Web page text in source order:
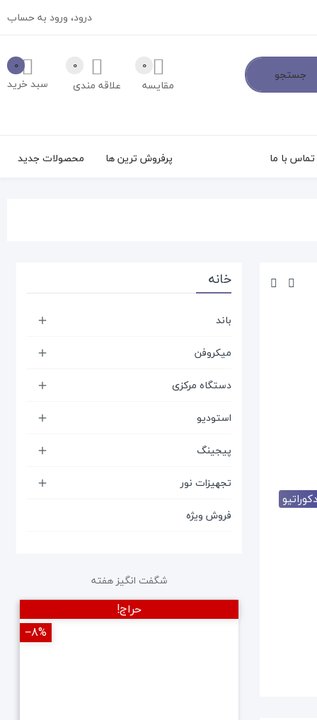
درود، ورود به حساب
جستجو
0
سبد خرید علاقه مندی
0
مقایسه
0
تماس با ما محصولات جدید پرفروش ترین ها
خانه
باند 
میکروفن 
دستگاه مرکزی 
استودیو 
پیجینگ 
تجهیزات نور 
فروش ویژه
شگفت انگیز هفته
حراج!
‎−8%